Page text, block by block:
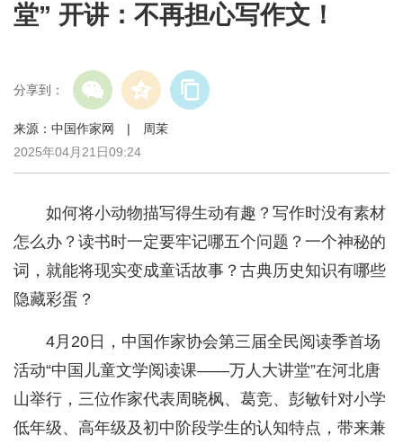
堂” 开讲：不再担心写作文！
分享到：
来源：中国作家网 | 周茉
2025年04月21日09:24
如何将小动物描写得生动有趣？写作时没有素材
怎么办？读书时一定要牢记哪五个问题？一个神秘的
词，就能将现实变成童话故事？古典历史知识有哪些
隐藏彩蛋？
4月20日，中国作家协会第三届全民阅读季首场
活动“中国儿童文学阅读课——万人大讲堂”在河北唐
山举行，三位作家代表周晓枫、葛竞、彭敏针对小学
低年级、高年级及初中阶段学生的认知特点，带来兼